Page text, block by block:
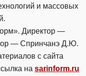
и массовых
Директор —
— Спринчанэ Д.Ю.
с сайта
на sarinform.ru